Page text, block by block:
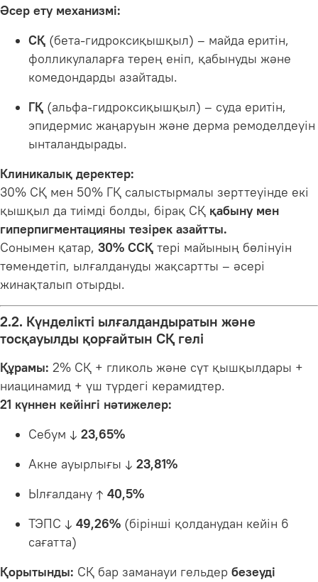
Әсер ету механизмі:
СҚ (бета-гидроксиқышқыл) – майда еритін,
фолликулаларға терең еніп, қабынуды және
комедондарды азайтады.
ГҚ (альфа-гидроксиқышқыл) – суда еритін,
эпидермис жаңаруын және дерма ремоделдеуін
ынталандырады.
Клиникалық деректер:
30% СҚ мен 50% ГҚ салыстырмалы зерттеуінде екі
қышқыл да тиімді болды, бірақ СҚ қабыну мен
гиперпигментацияны тезірек азайтты.
Сонымен қатар, 30% ССҚ тері майының бөлінуін
төмендетіп, ылғалдануды жақсартты – әсері
жинақталып отырды.
2.2. Күнделікті ылғалдандыратын және
тосқауылды қорғайтын СҚ гелі
Құрамы: 2% СҚ + гликоль және сүт қышқылдары +
ниацинамид + үш түрдегі керамидтер.
21 күннен кейінгі нәтижелер:
Себум ↓ 23,65%
Акне ауырлығы ↓ 23,81%
Ылғалдану ↑ 40,5%
ТЭПС ↓ 49,26% (бірінші қолданудан кейін 6
сағатта)
Қорытынды: СҚ бар заманауи гельдер безеуді